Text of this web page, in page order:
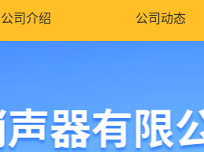
公司介绍 公司动态